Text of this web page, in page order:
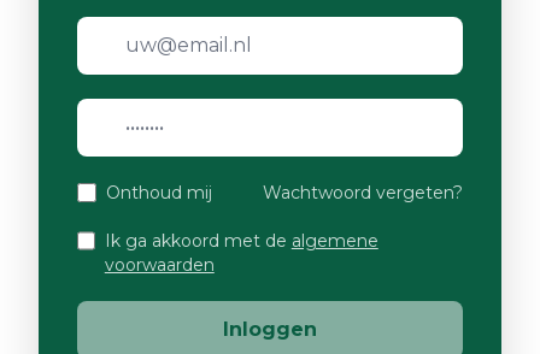
Onthoud mij Wachtwoord vergeten?
Ik ga akkoord met de algemene
voorwaarden
Inloggen